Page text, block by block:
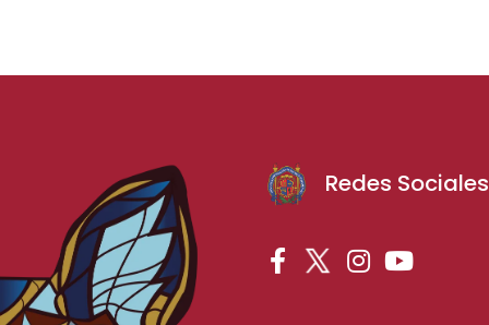
Redes Sociales